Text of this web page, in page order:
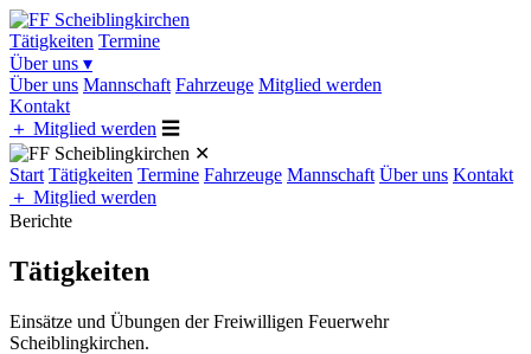
Tätigkeiten Termine
Über uns ▾
Über uns Mannschaft Fahrzeuge Mitglied werden
Kontakt
＋ Mitglied werden ☰
✕
Start Tätigkeiten Termine Fahrzeuge Mannschaft Über uns Kontakt
＋ Mitglied werden
Berichte
Tätigkeiten
Einsätze und Übungen der Freiwilligen Feuerwehr
Scheiblingkirchen.